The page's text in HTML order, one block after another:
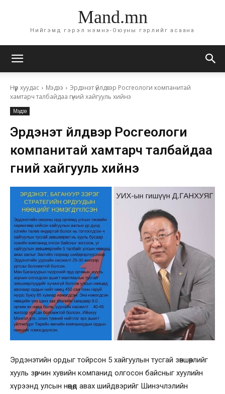
Mand.mn
Нийгэмд гэрэл нэмнэ-Оюуны гэрлийг асаана
Нүүр хуудас Мэдээ
Эрдэнэт үйлдвэр Росгеологи компанитай
хамтарч талбайдаа гүний хайгууль хийнэ
Мэдээ
Эрдэнэт үйлдвэр Росгеологи
компанитай хамтарч талбайдаа
гүний хайгууль хийнэ
Эрдэнэтийн ордыг тойрсон 5 хайгуулын тусгай зөвшөөрлийг
хууль зөрчин хувийн компанид олгосон байсныг хуулийн
хүрээнд улсын нөөцөд авах шийдвэрийг Шинэчлэлийн